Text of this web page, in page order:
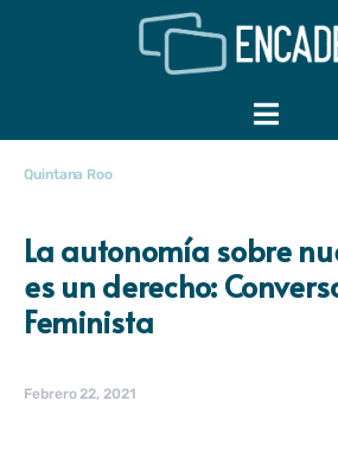
Quintana Roo
La autonomía sobre
es un derecho:
Feminista
Febrero 22, 2021